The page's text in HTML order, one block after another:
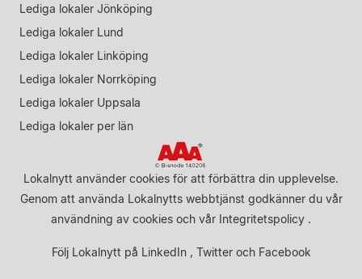
Lediga lokaler Jönköping
Lediga lokaler Lund
Lediga lokaler Linköping
Lediga lokaler Norrköping
Lediga lokaler Uppsala
Lediga lokaler per län
Lokalnytt använder cookies för att förbättra din upplevelse.
Genom att använda Lokalnytts webbtjänst godkänner du vår
användning av cookies och vår Integritetspolicy .
Följ Lokalnytt på LinkedIn, Twitteroch Facebook